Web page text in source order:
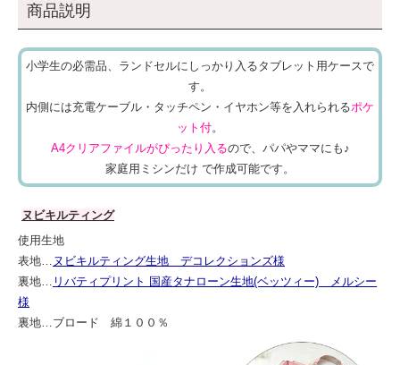
商品説明
小学生の必需品、ランドセルにしっかり入るタブレット用ケースで
す。
内側には充電ケーブル・タッチペン・イヤホン等を入れられるポケ
ット付。
A4クリアファイルがぴったり入るので、パパやママにも♪
家庭用ミシンだけ で作成可能です。
ヌビキルティング
使用生地
表地…
ヌビキルティング生地 デコレクションズ様
裏地…
リバティプリント 国産タナローン生地(ベッツィー) メルシー
様
裏地…ブロード 綿１００％